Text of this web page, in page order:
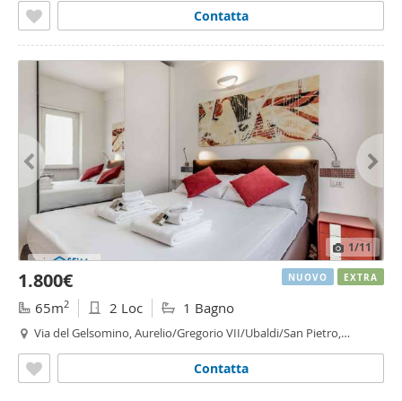
Contatta
1/11
1.800€
65m2 2 Loc 1 Bagno
Via del Gelsomino, Aurelio/Gregorio VII/Ubaldi/San Pietro,
Contatta
NUOVO EXTRA